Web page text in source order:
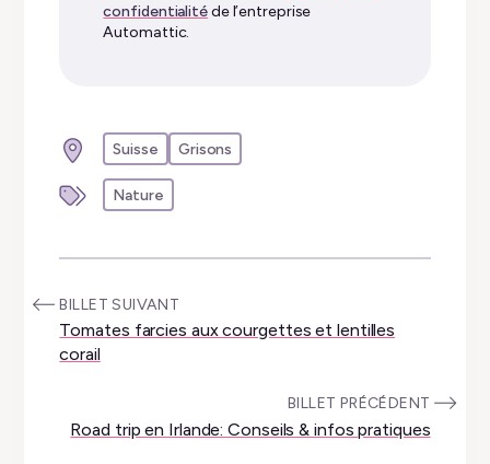
confidentialitéde l’entreprise
Automattic.
Suisse Grisons
Nature
:BILLET SUIVANT
Tomates farcies aux courgettes et lentilles
corail
BILLET PRÉCÉDENT
Road trip en Irlande: Conseils & infos pratiques